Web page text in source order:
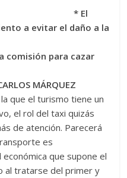
* El
a evitar el daño a la
comisión para cazar
MÁRQUEZ
que el turismo tiene un
el rol del taxi quizás
de atención. Parecerá
es
que supone el
al tratarse del primer y